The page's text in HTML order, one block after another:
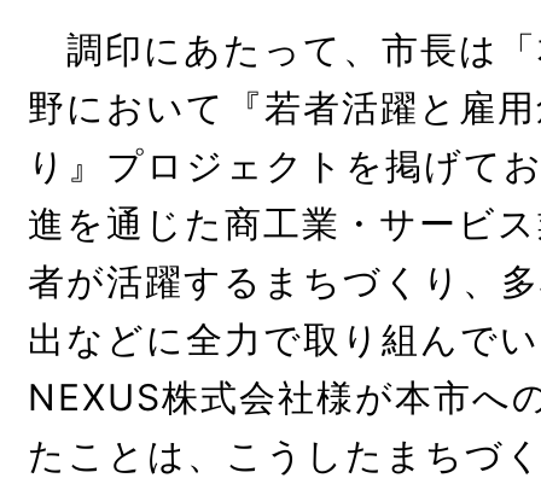
調印にあたって、市長は
野において『若者活躍と雇
り』プロジェクトを掲げて
進を通じた商工業・サービ
者が活躍するまちづくり、
出などに全力で取り組んで
NEXUS株式会社様が本市へ
たことは、こうしたまちづ